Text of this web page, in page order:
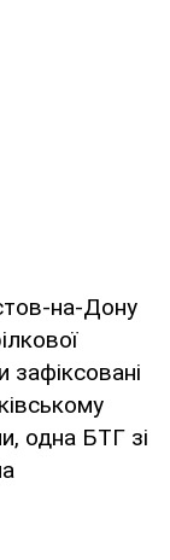
на-Дону
зафіксовані
одна БТГ зі